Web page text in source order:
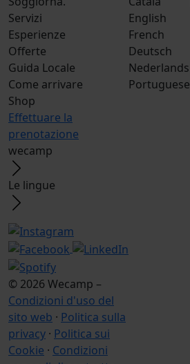
Servizi
Esperienze
Offerte
Guida Locale
Come arrivare
Shop
Effettuare la
prenotazione
wecamp
Le lingue
© 2026 Wecamp –
Condizioni d'uso del
sito web · Politica sulla
privacy · Politica sui
Cookie · Condizioni
English
French
Deutsch
Nederlands
Portuguese